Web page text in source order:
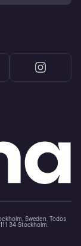
Sweden. Todos
34 Stockholm.